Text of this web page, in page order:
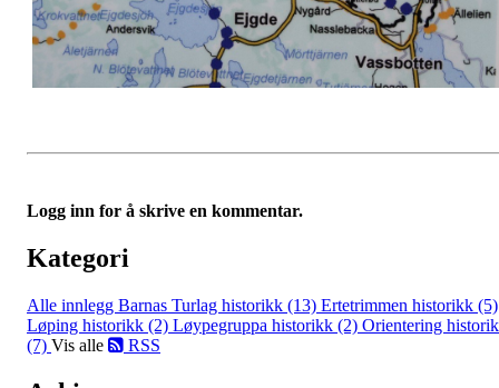
Logg inn for å skrive en kommentar.
Kategori
Alle innlegg Barnas Turlag historikk (13) Ertetrimmen historikk (5)
Løping historikk (2) Løypegruppa historikk (2) Orientering
(7) Vis alle RSS